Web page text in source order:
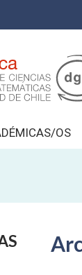
OS